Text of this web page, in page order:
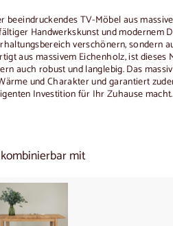
beeindruckendes TV-Möbel aus
Handwerkskunst und modernem
verschönern, sondern
aus massivem Eichenholz, ist
auch robust und langlebig. Das
und Charakter und garantiert
Investition für Ihr Zuhause macht.
mit